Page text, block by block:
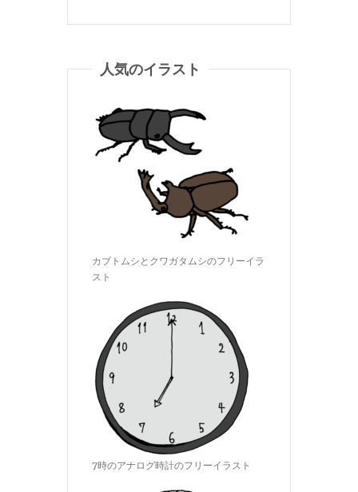
人気のイラスト
カブトムシとクワガタムシのフリーイラ
スト
7時のアナログ時計のフリーイラスト